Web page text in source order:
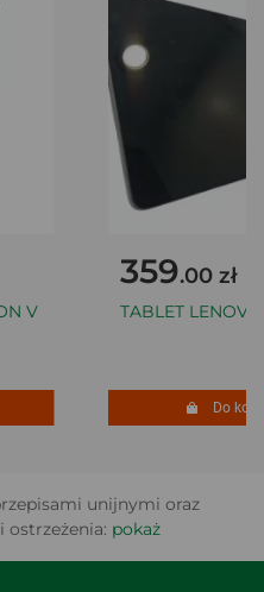
V
359.00 zł
TABLET LENOVO
Do
unijnymi oraz
ostrzeżenia: pokaż